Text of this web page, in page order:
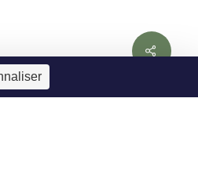
Share